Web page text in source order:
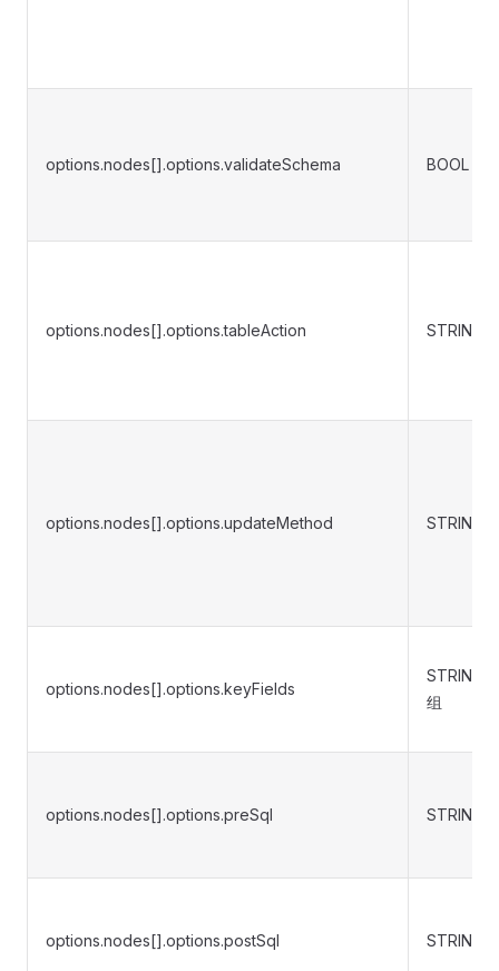
options.nodes[].options.validateSchema BOOL
options.nodes[].options.tableAction STRING
options.nodes[].options.updateMethod STRING
options.nodes[].options.keyFields
STRING
组
options.nodes[].options.preSql STRING
options.nodes[].options.postSql STRING